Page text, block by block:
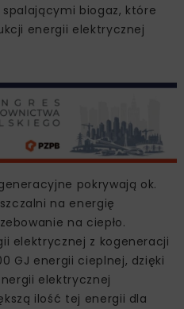
biogaz, które
energii elektrycznej
pokrywają ok.
na energię
na ciepło.
elektrycznej z kogeneracji
GJ energii cieplnej, dzięki
elektrycznej
ilość tej energii dla